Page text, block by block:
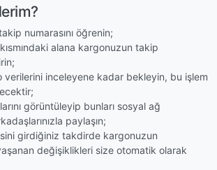
numarasını öğrenin;
alana kargonuzun takip
verilerini inceleyene kadar bekleyin, bu işlem
görüntüleyip bunları sosyal ağ
paylaşın;
girdiğiniz takdirde kargonuzun
değişiklikleri size otomatik olarak